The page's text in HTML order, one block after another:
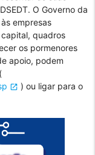
O Governo da
empresas
quadros
os pormenores
apoio, podem
) ou ligar para o